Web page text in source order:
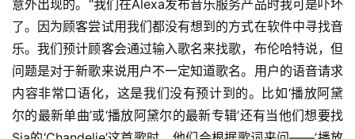
意外出现的。“我们在Alexa发布音乐服务产品时我可是吓坏
了。因为顾客尝试用我们都没有想到的方式在软件中寻找音
乐。我们预计顾客会通过输入歌名来找歌，布伦哈特说，但
问题是对于新歌来说用户不一定知道歌名。用户的语音请求
内容非常口语化，这是我们没有预计到的。比如‘播放阿黛
尔的最新单曲’或‘播放阿黛尔的最新专辑’还有当他们想要找